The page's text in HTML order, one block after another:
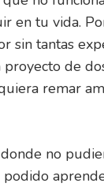
en tu vida.
sin tantas
de
remar
no